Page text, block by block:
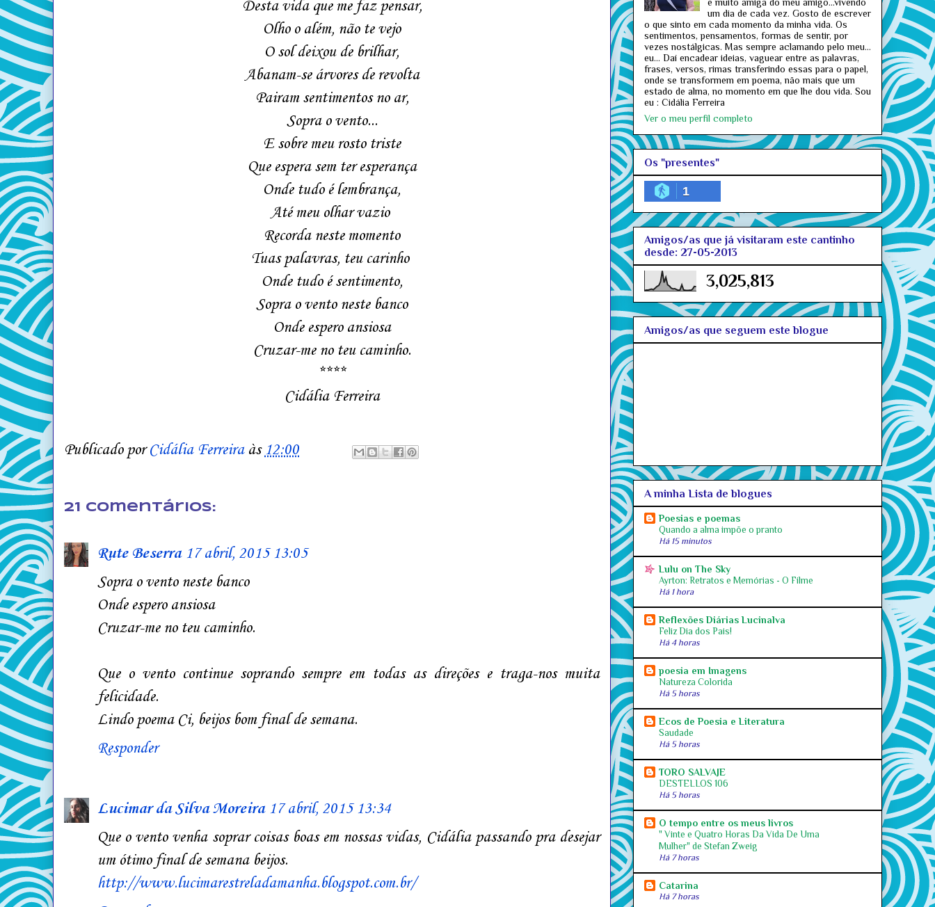
Desta vida que me faz pensar,
Olho o além, não te vejo
O sol deixou de brilhar,
Abanam-se árvores de revolta
Pairam sentimentos no ar,
Sopra o vento...
E sobre meu rosto triste
Que espera sem ter esperança
Onde tudo é lembrança,
Até meu olhar vazio
Recorda neste momento
Tuas palavras, teu carinho
Onde tudo é sentimento,
Sopra o vento neste banco
Onde espero ansiosa
Cruzar-me no teu caminho.
****
Cidália Ferreira
Publicado porCidália Ferreira às 12:00
21 comentários:
Rute Beserra 17 abril, 2015 13:05
Sopra o vento neste banco
Onde espero ansiosa
Cruzar-me no teu caminho.
Que o vento continue soprando sempre em todas as direções e traga-nos muita
felicidade.
Lindo poema Ci, beijos bom final de semana.
Responder
Lucimar da Silva Moreira 17 abril, 2015 13:34
Que o vento venha soprar coisas boas em nossas vidas, Cidália passando pra desejar
um ótimo final de semana beijos.
http://www.lucimarestreladamanha.blogspot.com.br/
um dia de cada vez. Gosto de escrever
o que sinto em cada momento da minha vida. Os
sentimentos, pensamentos, formas de sentir, por
vezes nostálgicas. Mas sempre aclamando pelo meu…
eu… Daí encadear ideias, vaguear entre as palavras,
frases, versos, rimas transferindo essas para o papel,
onde se transformem em poema, não mais que um
estado de alma, no momento em que lhe dou vida. Sou
eu : Cidália Ferreira
Ver o meu perfil completo
Os "presentes"
1
Amigos/as que já visitaram este cantinho
desde: 27-05-2013
3,025,813
Amigos/as que seguem este blogue
A minha Lista de blogues
Poesias e poemas
Quando a alma impõe o pranto
Há 15 minutos
Lulu on The Sky
Ayrton: Retratos e Memórias - O Filme
Há 1 hora
Reflexões Diárias Lucinalva
Feliz Dia dos Pais!
Há 4 horas
poesia em Imagens
Natureza Colorida
Há 5 horas
Ecos de Poesia e Literatura
Saudade
Há 5 horas
TORO SALVAJE
DESTELLOS 106
Há 5 horas
O tempo entre os meus livros
" Vinte e Quatro Horas Da Vida De Uma
Mulher" de Stefan Zweig
Há 7 horas
Catarina
Há 7 horas